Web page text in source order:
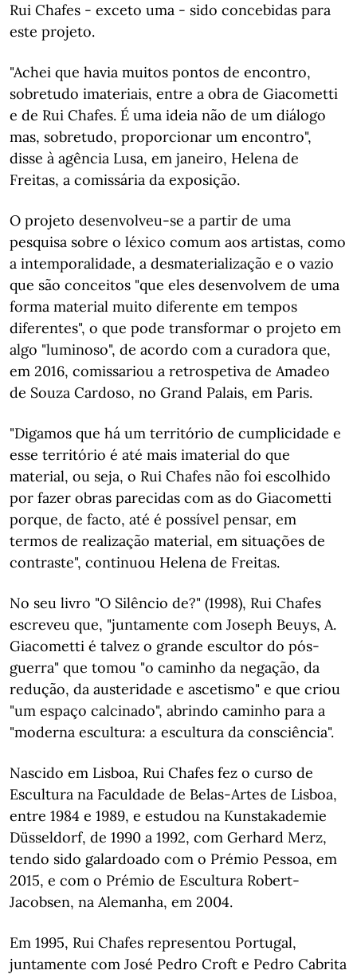
Rui Chafes - exceto uma - sido concebidas para
este projeto.
"Achei que havia muitos pontos de encontro,
sobretudo imateriais, entre a obra de Giacometti
e de Rui Chafes. É uma ideia não de um diálogo
mas, sobretudo, proporcionar um encontro",
disse à agência Lusa, em janeiro, Helena de
Freitas, a comissária da exposição.
O projeto desenvolveu-se a partir de uma
pesquisa sobre o léxico comum aos artistas, como
a intemporalidade, a desmaterialização e o vazio
que são conceitos "que eles desenvolvem de uma
forma material muito diferente em tempos
diferentes", o que pode transformar o projeto em
algo "luminoso", de acordo com a curadora que,
em 2016, comissariou a retrospetiva de Amadeo
de Souza Cardoso, no Grand Palais, em Paris.
"Digamos que há um território de cumplicidade e
esse território é até mais imaterial do que
material, ou seja, o Rui Chafes não foi escolhido
por fazer obras parecidas com as do Giacometti
porque, de facto, até é possível pensar, em
termos de realização material, em situações de
contraste", continuou Helena de Freitas.
No seu livro "O Silêncio de?" (1998), Rui Chafes
escreveu que, "juntamente com Joseph Beuys, A.
Giacometti é talvez o grande escultor do pós-
guerra" que tomou "o caminho da negação, da
redução, da austeridade e ascetismo" e que criou
"um espaço calcinado", abrindo caminho para a
"moderna escultura: a escultura da consciência".
Nascido em Lisboa, Rui Chafes fez o curso de
Escultura na Faculdade de Belas-Artes de Lisboa,
entre 1984 e 1989, e estudou na Kunstakademie
Düsseldorf, de 1990 a 1992, com Gerhard Merz,
tendo sido galardoado com o Prémio Pessoa, em
2015, e com o Prémio de Escultura Robert-
Jacobsen, na Alemanha, em 2004.
Em 1995, Rui Chafes representou Portugal,
juntamente com José Pedro Croft e Pedro Cabrita